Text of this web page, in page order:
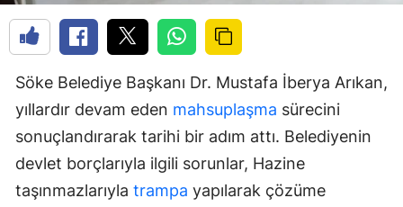
Söke Belediye Başkanı Dr. Mustafa İberya Arıkan,
yıllardır devam eden mahsuplaşma sürecini
sonuçlandırarak tarihi bir adım attı. Belediyenin
devlet borçlarıyla ilgili sorunlar, Hazine
taşınmazlarıyla trampa yapılarak çözüme